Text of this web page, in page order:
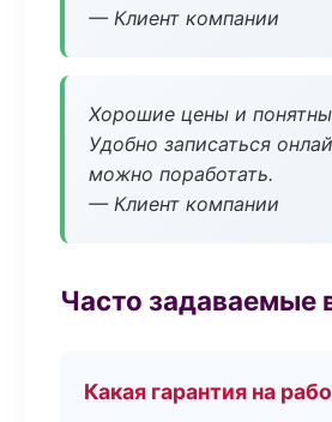
— Клиент компании
Хорошие цены и
Удобно записаться
можно поработать.
— Клиент компании
Часто задаваемые
Какая гарантия на